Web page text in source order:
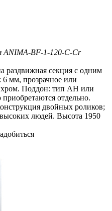
ANIMA-BF-1-120-C-Cr
раздвижная секция с одним
мм, прозрачное или
хром. Поддон: тип АН или
отдельно.
двойных роликов;
людей. Высота 1950